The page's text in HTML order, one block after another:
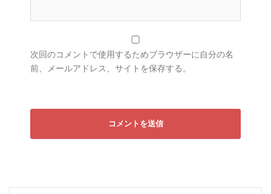
次回のコメントで使用するためブラウザーに自分の名
前、メールアドレス、サイトを保存する。